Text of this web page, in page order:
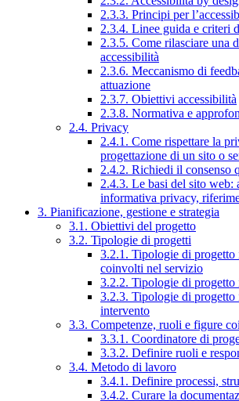
2.3.3. Principi per
2.3.4. Linee guida e criteri
2.3.5. Come rilasciare una
accessibilità
2.3.6. Meccanismo di
attuazione
2.3.7. Obiettivi accessibilità
2.3.8. Normativa e
2.4. Privacy
2.4.1. Come rispettare la
progettazione di un sito o
2.4.2. Richiedi il consenso
2.4.3. Le basi del sito web:
informativa privacy,
3. Pianificazione, gestione e strategia
3.1. Obiettivi del progetto
3.2. Tipologie di progetti
3.2.1. Tipologie di progetto
coinvolti nel servizio
3.2.2. Tipologie di progetto
3.2.3. Tipologie di progetto
intervento
3.3. Competenze, ruoli e figure
3.3.1. Coordinatore di
3.3.2. Definire ruoli e
3.4. Metodo di lavoro
3.4.1. Definire processi,
3.4.2. Curare la